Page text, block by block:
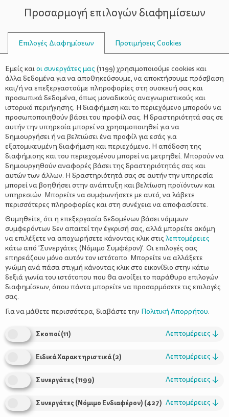
ΣΥΜΒΟΥΛΟΙ
ΓΚΡΙΝΙΆΞΕΙ
Γιατί γκρινιάζουν τα παιδιά και πώς θα
το αντιμετωπίσετε
Προσαρμογή επιλογών διαφημίσεων
Επιλογές Διαφημίσεων Προτιμήσεις Cookies
Εμείς καιοι συνεργάτες μας (1199) χρησιμοποιούμε cookies και
άλλα δεδομένα για να αποθηκεύσουμε, να αποκτήσουμε πρόσβαση
και/ή να επεξεργαστούμε πληροφορίες στη συσκευή σας και
προσωπικά δεδομένα, όπως μοναδικούς αναγνωριστικούς και
ιστορικό περιήγησης. Η διαφήμιση και το περιεχόμενο μπορούν να
προσωποποιηθούν βάσει του προφίλ σας. Η δραστηριότητά σας σε
αυτήν την υπηρεσία μπορεί να χρησιμοποιηθεί για να
δημιουργήσει ή να βελτιώσει ένα προφίλ για εσάς για
εξατομικευμένη διαφήμιση και περιεχόμενο. Η απόδοση της
διαφήμισης και του περιεχομένου μπορεί να μετρηθεί. Μπορούν να
δημιουργηθούν αναφορές βάσει της δραστηριότητάς σας και
αυτών των άλλων. Η δραστηριότητά σας σε αυτήν την υπηρεσία
μπορεί να βοηθήσει στην ανάπτυξη και βελτίωση προϊόντων και
υπηρεσιών. Μπορείτε να συμφωνήσετε με αυτό, να λάβετε
περισσότερες πληροφορίες και στη συνέχεια να αποφασίσετε.
Θυμηθείτε, ότι η επεξεργασία δεδομένων βάσει νόμιμων
συμφερόντων δεν απαιτεί την έγκρισή σας, αλλά μπορείτε ακόμη
να επιλέξετε να αποχωρήσετε κάνοντας κλικ στις λεπτομέρειες
κάτω από 'Συνεργάτες (Νόμιμο Συμφέρον)'. Οι επιλογές σας
επηρεάζουν μόνο αυτόν τον ιστότοπο. Μπορείτε να αλλάξετε
γνώμη ανά πάσα στιγμή κάνοντας κλικ στο εικονίδιο στην κάτω
δεξιά γωνία του ιστότοπου που θα ανοίξει το παράθυρο επιλογών
διαφημίσεων, όπου πάντα μπορείτε να προσαρμόσετε τις επιλογές
σας.
Για να μάθετε περισσότερα, διαβάστε την Πολιτική Απορρήτου.
Σκοποί(11) Λεπτομέρειες ↓
Ειδικά Χαρακτηριστικά(2) Λεπτομέρειες ↓
Συνεργάτες (1199) Λεπτομέρειες ↓
Συνεργάτες (Νόμιμο Ενδιαφέρον) (427) Λεπτομέρειες ↓